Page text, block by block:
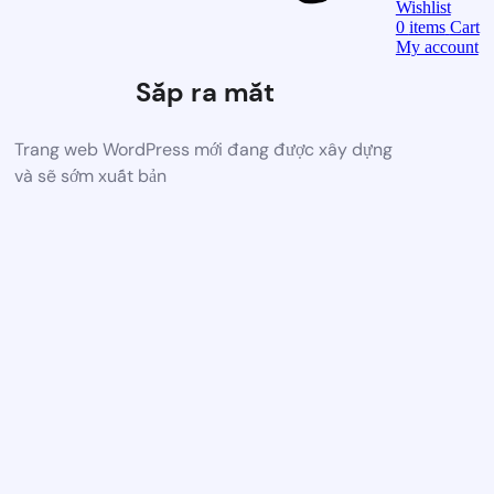
Sắp ra mắt
Trang web WordPress mới đang được xây dựng
và sẽ sớm xuất bản
Wishlist
0 items Cart
My account